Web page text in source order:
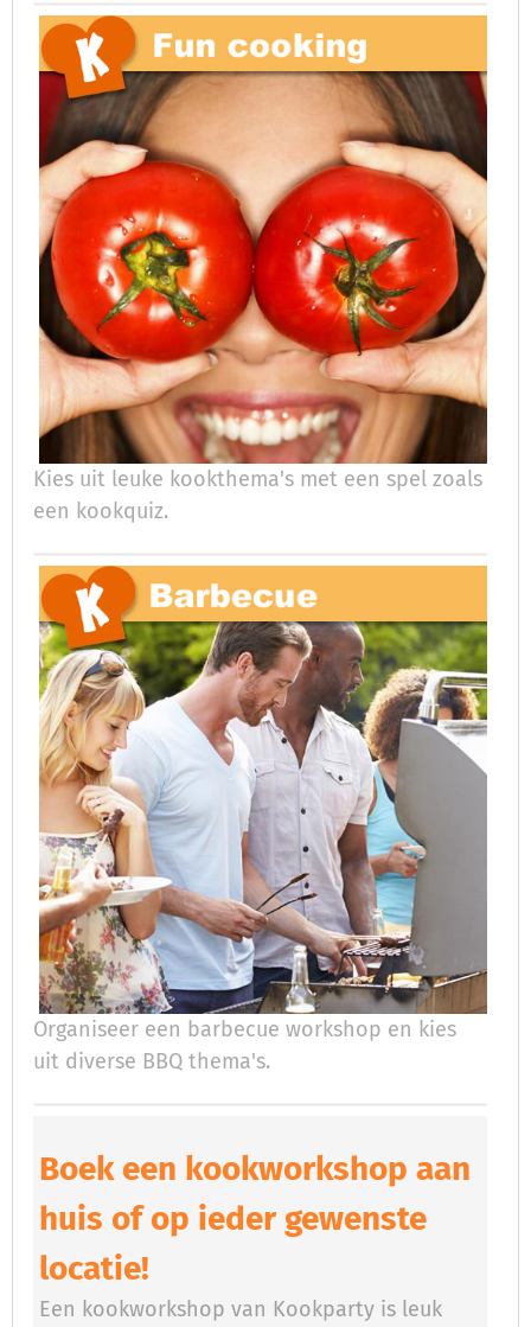
Kies uit leuke kookthema's met een spel zoals
een kookquiz.
Organiseer een barbecue workshop en kies
uit diverse BBQ thema's.
Boek een kookworkshop aan
huis of op ieder gewenste
locatie!
Een kookworkshop van Kookparty is leuk